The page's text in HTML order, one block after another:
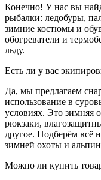
Конечно! У нас вы
рыбалки: ледобуры,
зимние костюмы и
обогреватели и
льду.
Есть ли у вас
Да, мы предлагаем
использование в
условиях. Это зимняя
рюкзаки,
другое. Подберём всё
зимней охоты и
Можно ли купить